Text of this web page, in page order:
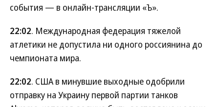
события — в онлайн-трансляции «Ъ».
22:02. Международная федерация тяжелой
атлетики не допустила ни одного россиянина до
чемпионата мира.
22:02. США в минувшие выходные одобрили
отправку на Украину первой партии танков